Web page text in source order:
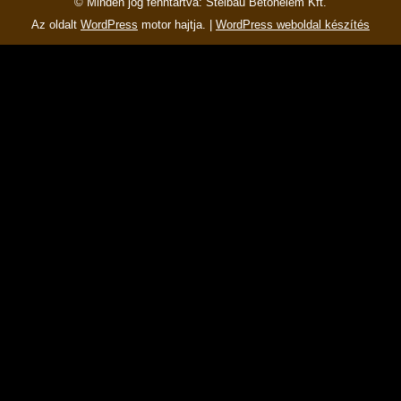
Az oldalt WordPress motor hajtja. | WordPress weboldal készítés